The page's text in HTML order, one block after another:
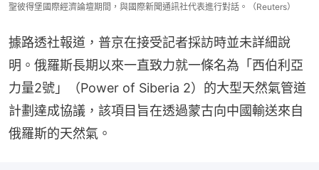
聖彼得堡國際經濟論壇期間，與國際新聞通訊社代表進行對話。（Reuters）
據路透社報道，普京在接受記者採訪時並未詳細說
明。俄羅斯長期以來一直致力就一條名為「西伯利亞
力量2號」（Power of Siberia 2）的大型天然氣管道
計劃達成協議，該項目旨在透過蒙古向中國輸送來自
俄羅斯的天然氣。